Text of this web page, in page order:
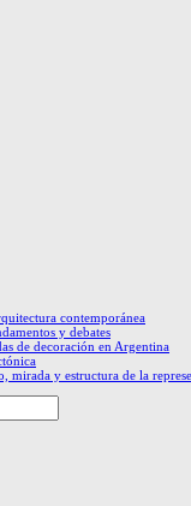
contemporánea
y debates
de decoración en Argentina
mirada y estructura de la